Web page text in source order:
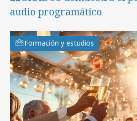
audio programático
Formación y estudios